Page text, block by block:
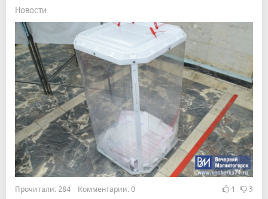
Новости
Прочитали: 284 Комментарии: 0 1 3